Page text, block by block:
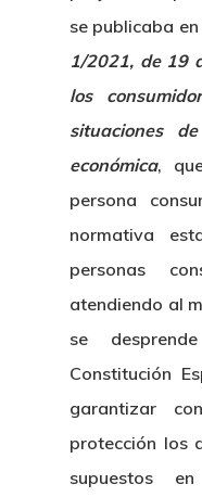
se publicaba en
1/2021, de 19
los
situaciones
económica,
persona
normativa
personas
atendiendo al
se
Constitución
garantizar
protección los
supuestos